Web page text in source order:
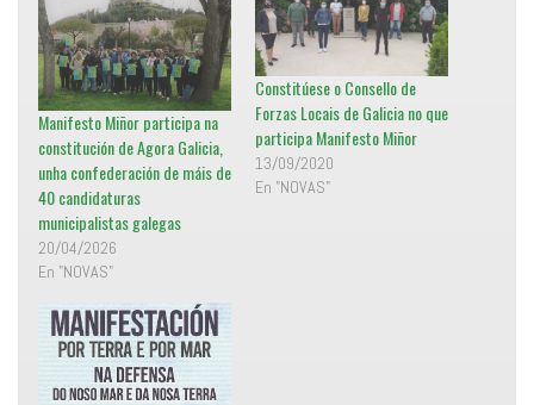
e
n
u
n
a
v
e
n
t
n
n
u
e
v
a
)
a
c
e
b
o
k
(
S
a
r
e
e
n
u
n
t
a
n
a
n
u
Manifesto Miñor participa na
constitución de Agora Galicia,
unha confederación de máis de
40 candidaturas
municipalistas galegas
20/04/2026
En "NOVAS"
Constitúese o Consello de
Forzas Locais de Galicia no que
participa Manifesto Miñor
13/09/2020
En "NOVAS"